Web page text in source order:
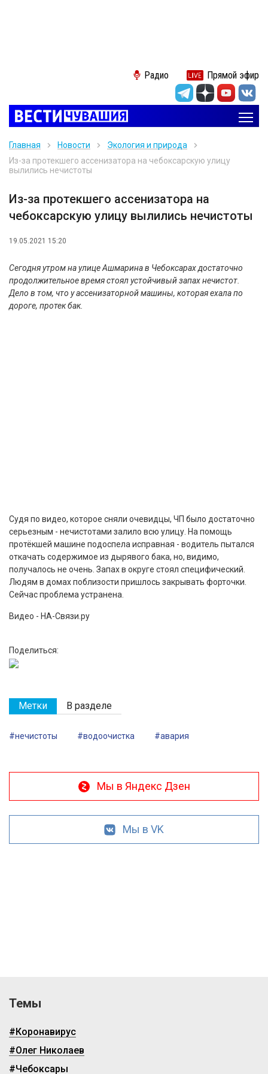
Радио Прямой эфир
Главная Новости
Экология и природа
Из-за протекшего ассенизатора на чебоксарскую улицу
вылились нечистоты
Из-за протекшего ассенизатора на
чебоксарскую улицу вылились нечистоты
19.05.2021 15:20
Сегодня утром на улице Ашмарина в Чебоксарах достаточно
продолжительное время стоял устойчивый запах нечистот.
Дело в том, что у ассенизаторной машины, которая ехала по
дороге, протек бак.
Судя по видео, которое сняли очевидцы, ЧП было достаточно
серьезным - нечистотами залило всю улицу. На помощь
протёкшей машине подоспела исправная - водитель пытался
откачать содержимое из дырявого бака, но, видимо,
получалось не очень. Запах в округе стоял специфический.
Людям в домах поблизости пришлось закрывать форточки.
Сейчас проблема устранена.
Видео - НА-Связи.ру
Поделиться:
Метки В разделе
#нечистоты #водоочистка #авария
Мы в Яндекс Дзен
Мы в VK
Темы
#Коронавирус
#Олег Николаев
#Чебоксары